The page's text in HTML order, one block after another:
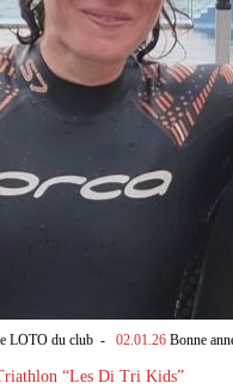
LOTO du club - 02.01.26 Bonne
“Les Di Tri Kids”